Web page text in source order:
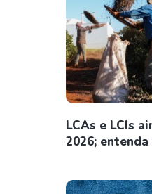
LCAs e LCIs
2026;